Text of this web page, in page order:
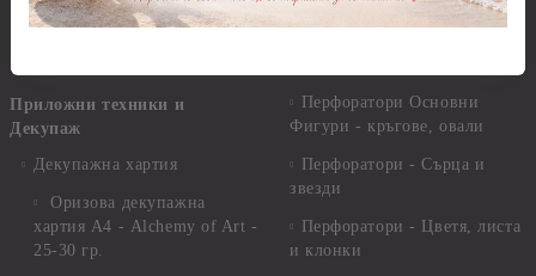
Самосъхнеща глина
Приложни техники и
Декупаж
Декупажна хартия
Оризова декупажна
хартия А4 - Alchemy of Art -
25-30 гр.
Бордюрни пънчове
Перфоратори Основни
Фигури - кръгове, овали
Перфоратори - Сърца и
звезди
Перфоратори - Цветя, листа
и клонки